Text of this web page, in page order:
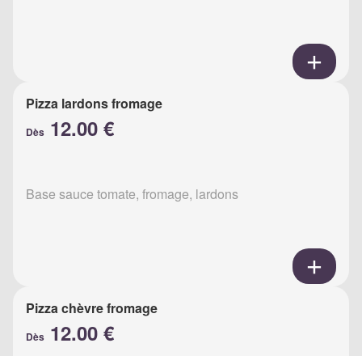
Pizza lardons fromage
Dès 12.00 €
Base sauce tomate, fromage, lardons
Pizza chèvre fromage
Dès 12.00 €